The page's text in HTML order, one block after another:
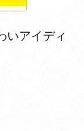
いアイディ